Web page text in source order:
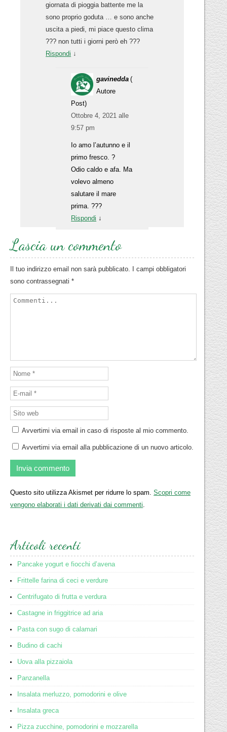
giornata di pioggia battente me la
sono proprio goduta … e sono anche
uscita a piedi, mi piace questo clima
??? non tutti i giorni però eh ???
Rispondi ↓
gavinedda (
Autore
Post)
Ottobre 4, 2021 alle
9:57 pm
Io amo l’autunno e il
primo fresco. ?
Odio caldo e afa. Ma
volevo almeno
salutare il mare
prima. ???
Rispondi ↓
Lascia un commento
Il tuo indirizzo email non sarà pubblicato.
I campi obbligatori
sono contrassegnati*
Avvertimi via email in caso di risposte al mio commento.
Avvertimi via email alla pubblicazione di un nuovo articolo.
Questo sito utilizza Akismet per ridurre lo spam.Scopri come
vengono elaborati i dati derivati dai commenti.
Articoli recenti
Pancake yogurt e fiocchi d’avena
Frittelle farina di ceci e verdure
Centrifugato di frutta e verdura
Castagne in friggitrice ad aria
Pasta con sugo di calamari
Budino di cachi
Uova alla pizzaiola
Panzanella
Insalata merluzzo, pomodorini e olive
Insalata greca
Pizza zucchine, pomodorini e mozzarella